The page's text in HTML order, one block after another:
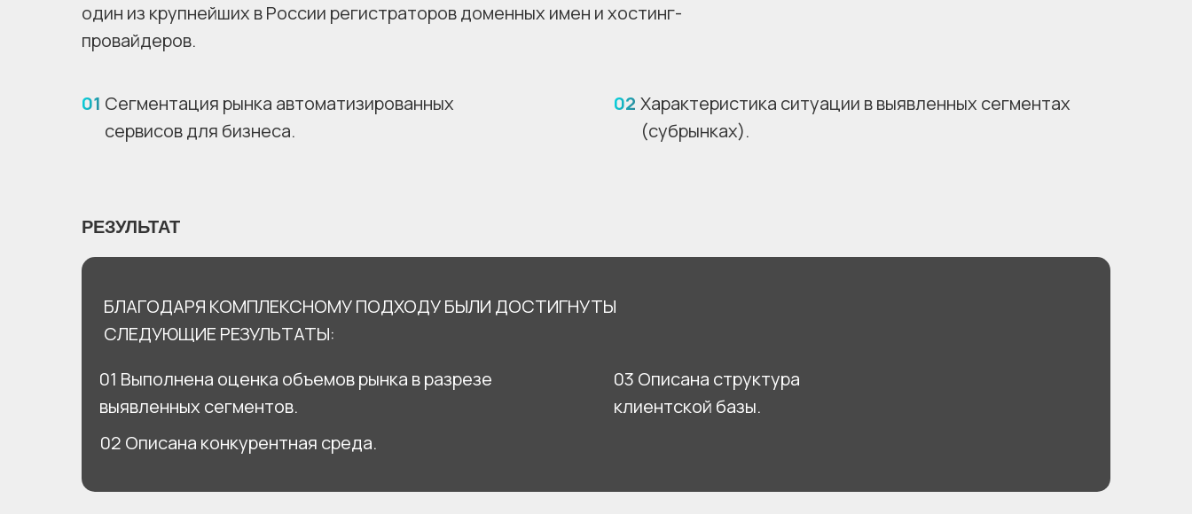
Сегментация рынка автоматизированных
сервисов для бизнеса.
один из крупнейших в России регистраторов доменных имен и хостинг-
провайдеров.
01
Характеристика ситуации в выявленных сегментах
(субрынках).
02
02 Описана конкурентная среда.
БЛАГОДАРЯ КОМПЛЕКСНОМУ ПОДХОДУ БЫЛИ ДОСТИГНУТЫ
СЛЕДУЮЩИЕ РЕЗУЛЬТАТЫ:
03 Описана структура
клиентской базы.
01 Выполнена оценка объемов рынка в разрезе
выявленных сегментов.
РЕЗУЛЬТАТ